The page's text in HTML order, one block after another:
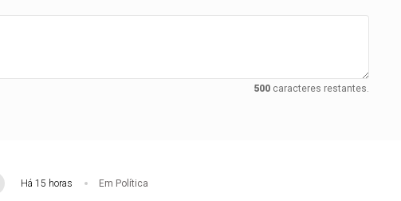
500caracteres restantes.
Há 15 horas Em Política